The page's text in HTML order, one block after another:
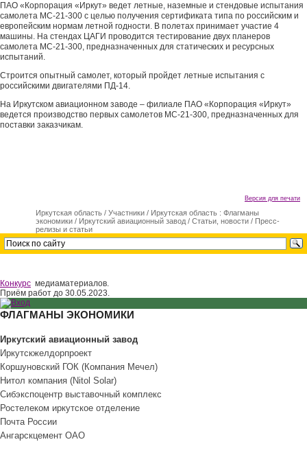
ПАО «Корпорация «Иркут» ведет летные, наземные и стендовые испытания
самолета МС-21-300 с целью получения сертификата типа по российским и
европейским нормам летной годности. В полетах принимает участие 4
машины. На стендах ЦАГИ проводится тестирование двух планеров
самолета МС-21-300, предназначенных для статических и ресурсных
испытаний.
Строится опытный самолет, который пройдет летные испытания с
российскими двигателями ПД-14.
На Иркутском авиационном заводе – филиале ПАО «Корпорация «Иркут»
ведется производство первых самолетов МС-21-300, предназначенных для
поставки заказчикам.
Версия для печати
Иркутская область / Участники / Иркутская область : Флагманы
экономики / Иркутский авиационный завод / Статьи, новости / Пресс-
релизы и статьи
Конкурс медиаматериалов.
Приём работ до 30.05.2023.
ФЛАГМАНЫ ЭКОНОМИКИ
Иркутский авиационный завод
Иркутскжелдорпроект
Коршуновский ГОК (Компания Мечел)
Нитол компания (Nitol Solar)
Сибэкспоцентр выставочный комплекс
Ростелеком иркутское отделение
Почта России
Ангарскцемент ОАО